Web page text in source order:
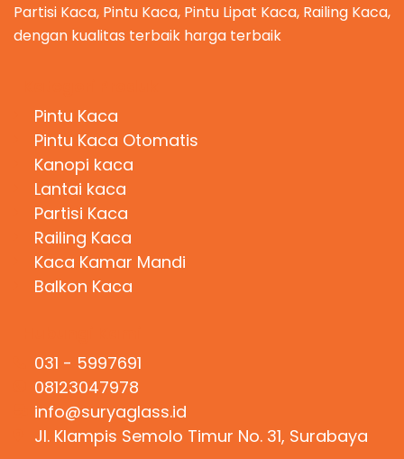
Partisi Kaca, Pintu Kaca, Pintu Lipat Kaca, Railing Kaca,
dengan kualitas terbaik harga terbaik
Pintu Kaca
Pintu Kaca Otomatis
Kanopi kaca
Lantai kaca
Partisi Kaca
Railing Kaca
Kaca Kamar Mandi
Balkon Kaca
031 - 5997691
08123047978
info@suryaglass.id
Jl. Klampis Semolo Timur No. 31, Surabaya